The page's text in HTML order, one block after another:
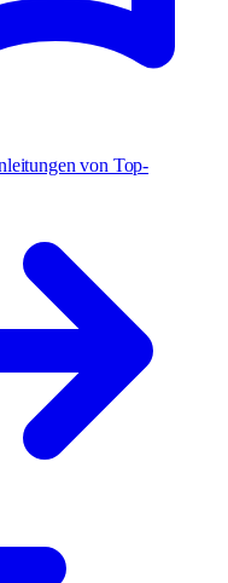
von Top-